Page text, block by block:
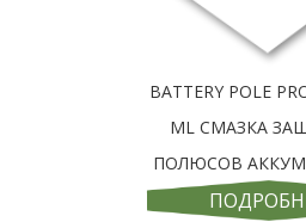
BATTERY POLE
ML СМАЗКА
ПОЛЮСОВ